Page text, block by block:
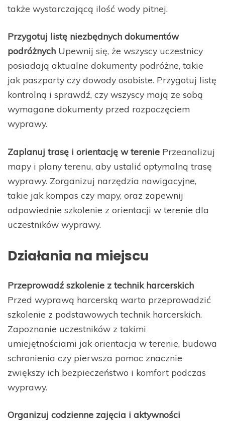
także wystarczającą ilość wody pitnej.
Przygotuj listę niezbędnych dokumentów
podróżnych Upewnij się, że wszyscy uczestnicy
posiadają aktualne dokumenty podróżne, takie
jak paszporty czy dowody osobiste. Przygotuj listę
kontrolną i sprawdź, czy wszyscy mają ze sobą
wymagane dokumenty przed rozpoczęciem
wyprawy.
Zaplanuj trasę i orientację w terenie Przeanalizuj
mapy i plany terenu, aby ustalić optymalną trasę
wyprawy. Zorganizuj narzędzia nawigacyjne,
takie jak kompas czy mapy, oraz zapewnij
odpowiednie szkolenie z orientacji w terenie dla
uczestników wyprawy.
Działania na miejscu
Przeprowadź szkolenie z technik harcerskich
Przed wyprawą harcerską warto przeprowadzić
szkolenie z podstawowych technik harcerskich.
Zapoznanie uczestników z takimi
umiejętnościami jak orientacja w terenie, budowa
schronienia czy pierwsza pomoc znacznie
zwiększy ich bezpieczeństwo i komfort podczas
wyprawy.
Organizuj codzienne zajęcia i aktywności